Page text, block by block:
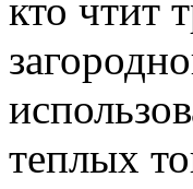
кто чтит
теплых